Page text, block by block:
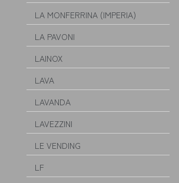
LA MONFERRINA (IMPERIA)
LA PAVONI
LAINOX
LAVA
LAVANDA
LAVEZZINI
LE VENDING
LF